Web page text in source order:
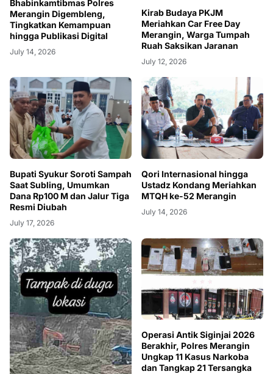
Bhabinkamtibmas Polres
Merangin Digembleng,
Tingkatkan Kemampuan
hingga Publikasi Digital
July 14, 2026
Kirab Budaya PKJM
Meriahkan Car Free Day
Merangin, Warga Tumpah
Ruah Saksikan Jaranan
July 12, 2026
Bupati Syukur Soroti Sampah
Saat Subling, Umumkan
Dana Rp100 M dan Jalur Tiga
Resmi Diubah
July 17, 2026
Qori Internasional hingga
Ustadz Kondang Meriahkan
MTQH ke-52 Merangin
July 14, 2026
Operasi Antik Siginjai 2026
Berakhir, Polres Merangin
Ungkap 11 Kasus Narkoba
dan Tangkap 21 Tersangka